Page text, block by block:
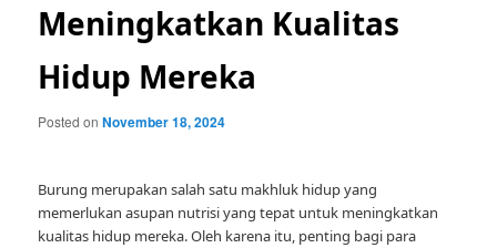
Meningkatkan Kualitas
Hidup Mereka
Posted onNovember 18, 2024
Burung merupakan salah satu makhluk hidup yang
memerlukan asupan nutrisi yang tepat untuk meningkatkan
kualitas hidup mereka. Oleh karena itu, penting bagi para